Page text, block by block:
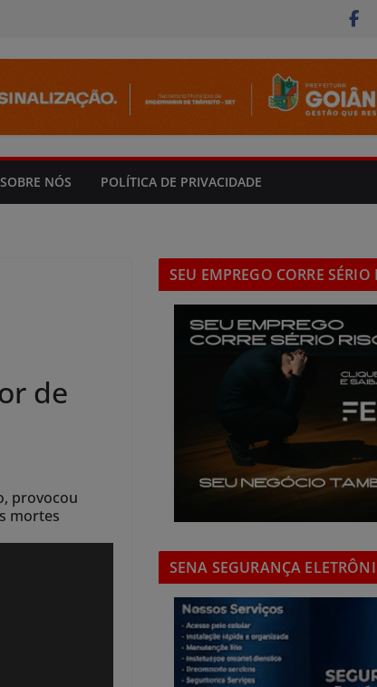
SOBRE NÓS POLÍTICA DE PRIVACIDADE
de
provocou
mortes
SEU EMPREGO CORRE SÉRIO
SENA SEGURANÇA